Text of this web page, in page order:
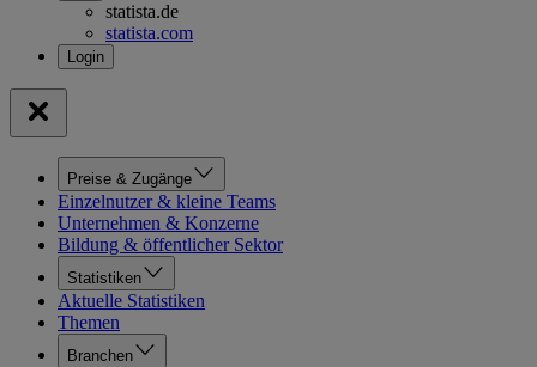
statista.de
statista.com
Preise & Zugänge
Einzelnutzer & kleine Teams
Unternehmen & Konzerne
Bildung & öffentlicher Sektor
Statistiken
Aktuelle Statistiken
Themen
Branchen